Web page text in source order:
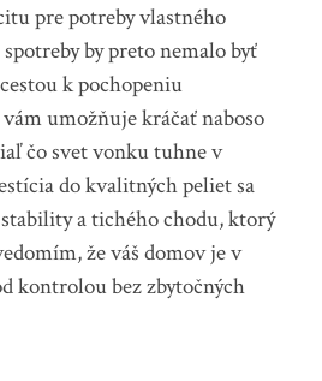
pre potreby vlastného
by preto nemalo byť
k pochopeniu
umožňuje kráčať naboso
čo svet vonku tuhne v
do kvalitných peliet sa
a tichého chodu, ktorý
že váš domov je v
kontrolou bez zbytočných